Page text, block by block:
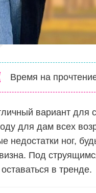
Время на
вариант для
для дам всех
недостатки ног,
Под
в тренде.